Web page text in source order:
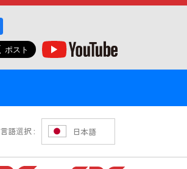
言語選択 : 日本語